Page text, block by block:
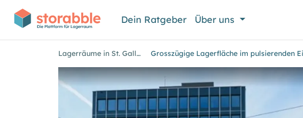
Dein Ratgeber Über uns
Lagerräume in St. Gallen